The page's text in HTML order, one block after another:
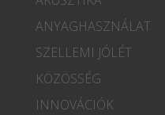
ANYAGHASZNÁLAT
SZELLEMI JÓLÉT
KÖZÖSSÉG
INNOVÁCIÓK